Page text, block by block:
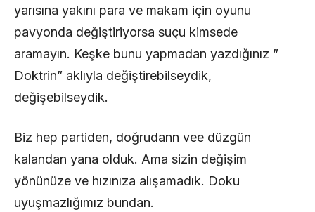
yarısına yakını para ve makam için oyunu
pavyonda değiştiriyorsa suçu kimsede
aramayın. Keşke bunu yapmadan yazdığınız ”
Doktrin” aklıyla değiştirebilseydik,
değişebilseydik.
Biz hep partiden, doğrudann vee düzgün
kalandan yana olduk. Ama sizin değişim
yönünüze ve hızınıza alışamadık. Doku
uyuşmazlığımız bundan.